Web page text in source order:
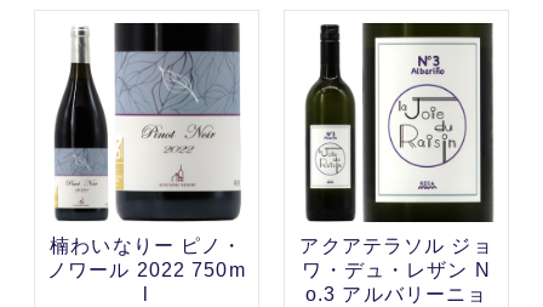
楠わいなりー ピノ・
ノワール 2022 750m
アクアテラソル ジョ
ワ・デュ・レザン N
o.3 アルバリーニョ